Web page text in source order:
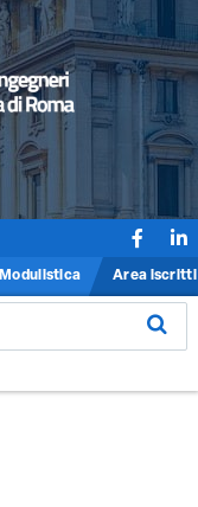
Modulistica Area iscritti